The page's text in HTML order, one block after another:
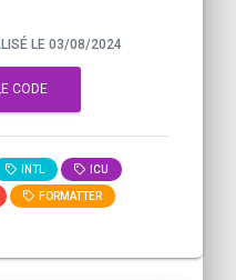
LE 03/08/2024
CODE
INTL ICU
FORMATTER